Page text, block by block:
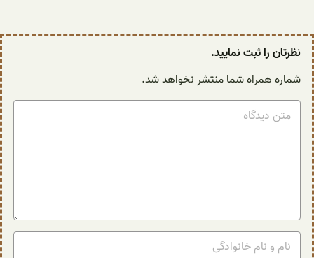
نظرتان را ثبت نمایید.
شماره همراه شما منتشر نخواهد شد.